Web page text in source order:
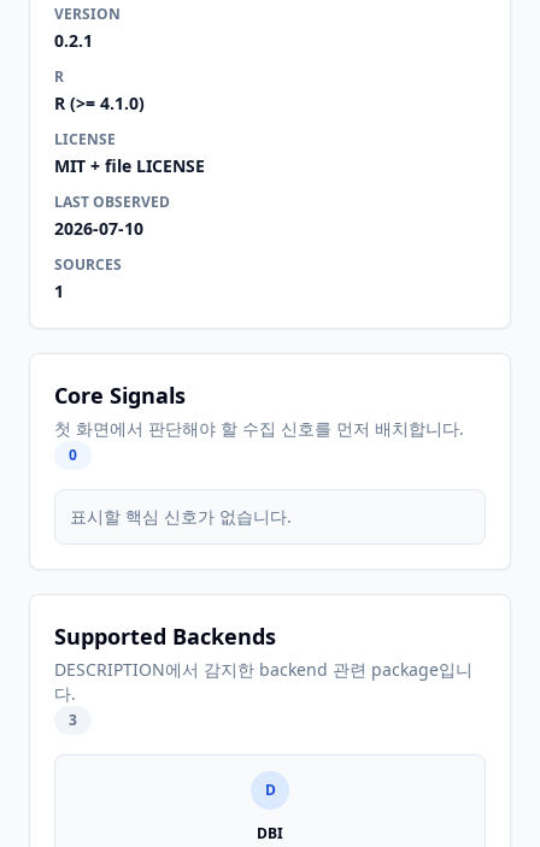
VERSION
0.2.1
R
R (>= 4.1.0)
LICENSE
MIT + file LICENSE
LAST OBSERVED
2026-07-10
SOURCES
1
Core Signals
첫 화면에서 판단해야 할 수집 신호를 먼저 배치합니다.
0
표시할 핵심 신호가 없습니다.
Supported Backends
DESCRIPTION에서 감지한 backend 관련 package입니
다.
3
D
DBI